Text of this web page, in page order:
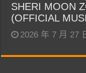
SHERI MOON
(OFFICIAL
2026 年 7 月 27